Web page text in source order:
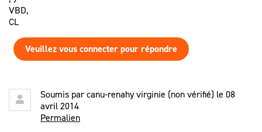
VBD,
CL
Veuillez vous connecter pour répondre
Soumis parcanu-renahy virginie (non vérifié) le 08
avril 2014
Permalien